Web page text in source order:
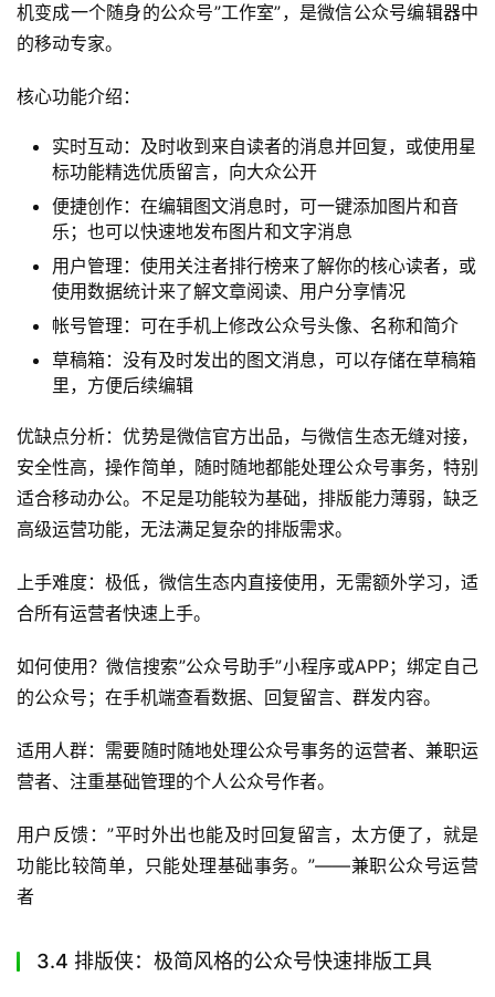
机变成一个随身的公众号”工作室”，是微信公众号编辑器中
的移动专家。
核心功能介绍：
实时互动：及时收到来自读者的消息并回复，或使用星
标功能精选优质留言，向大众公开
便捷创作：在编辑图文消息时，可一键添加图片和音
乐；也可以快速地发布图片和文字消息
用户管理：使用关注者排行榜来了解你的核心读者，或
使用数据统计来了解文章阅读、用户分享情况
帐号管理：可在手机上修改公众号头像、名称和简介
草稿箱：没有及时发出的图文消息，可以存储在草稿箱
里，方便后续编辑
优缺点分析：优势是微信官方出品，与微信生态无缝对接，
安全性高，操作简单，随时随地都能处理公众号事务，特别
适合移动办公。不足是功能较为基础，排版能力薄弱，缺乏
高级运营功能，无法满足复杂的排版需求。
上手难度：极低，微信生态内直接使用，无需额外学习，适
合所有运营者快速上手。
如何使用？微信搜索”公众号助手”小程序或APP；绑定自己
的公众号；在手机端查看数据、回复留言、群发内容。
适用人群：需要随时随地处理公众号事务的运营者、兼职运
营者、注重基础管理的个人公众号作者。
用户反馈：”平时外出也能及时回复留言，太方便了，就是
功能比较简单，只能处理基础事务。”——兼职公众号运营
者
3.4 排版侠：极简风格的公众号快速排版工具